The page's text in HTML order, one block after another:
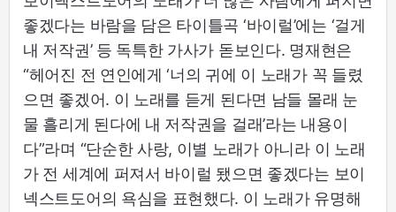
좋겠다는 바람을 담은 타이틀곡 ‘바이럴’에는 ‘걸게
내 저작권’ 등 독특한 가사가 돋보인다. 명재현은
“헤어진 전 연인에게 ‘너의 귀에 이 노래가 꼭 들렸
으면 좋겠어. 이 노래를 듣게 된다면 남들 몰래 눈
물 흘리게 된다에 내 저작권을 걸래’라는 내용이
다”라며 “단순한 사랑, 이별 노래가 아니라 이 노래
가 전 세계에 퍼져서 바이럴 됐으면 좋겠다는 보이
넥스트도어의 욕심을 표현했다. 이 노래가 유명해